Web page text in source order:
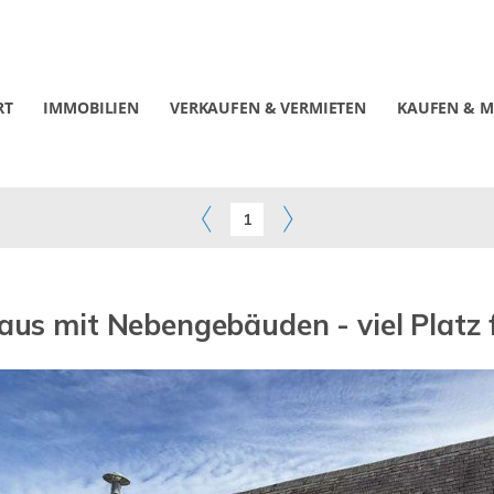
IMMOBILIEN VERKAUFEN & VERMIETEN KAUFEN &
1
mit Nebengebäuden - viel